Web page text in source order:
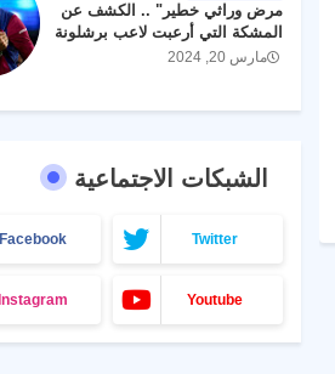
مرض وراثي خطير" .. الكشف عن
المشكة التي أرعبت لاعب برشلونة
جواو كانسيلو
مارس 20, 2024
الشبكات الاجتماعية
Facebook Twitter
Instagram Youtube